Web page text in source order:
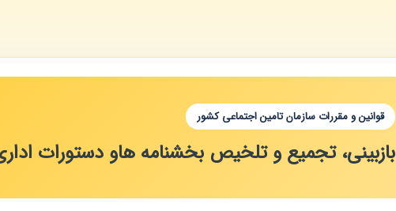
قوانین و مقررات سازمان تامین اجتماعی کشور
بازبینی، تجمیع و تلخیص بخشنامه هاو دستورات